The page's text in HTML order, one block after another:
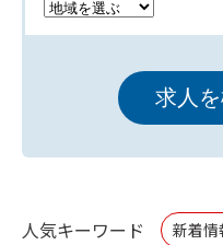
求人
人気キーワード 新着情